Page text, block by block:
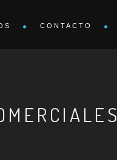
CONTACTO